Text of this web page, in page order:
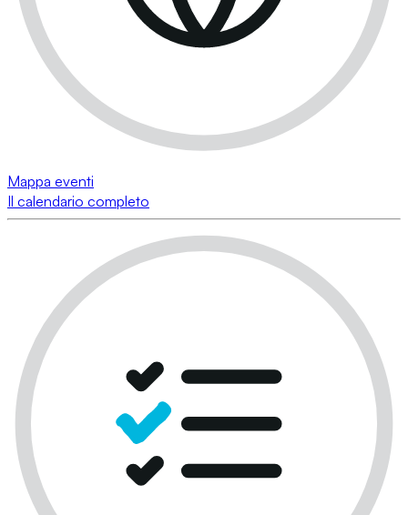
Mappa eventi
Il calendario completo